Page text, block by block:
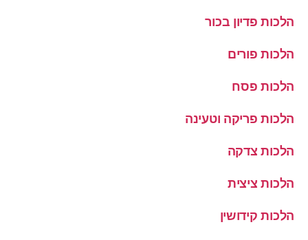
הלכות פדיון בכור
הלכות פורים
הלכות פסח
הלכות פריקה וטעינה
הלכות צדקה
הלכות ציצית
הלכות קידושין